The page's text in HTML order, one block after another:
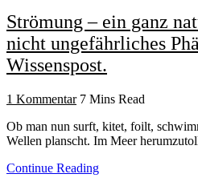
Strömung – ein ganz
nicht ungefährliches
Wissenspost.
1 Kommentar 7 Mins Read
Ob man nun surft, kitet, foilt,
Wellen planscht. Im Meer
Continue Reading